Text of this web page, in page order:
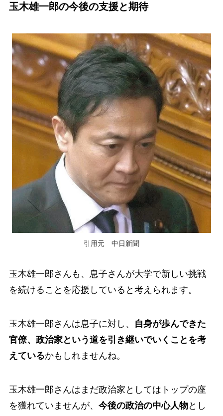
玉木雄一郎の今後の支援と期待
引用元 中日新聞
玉木雄一郎さんも、息子さんが大学で新しい挑戦
を続けることを応援していると考えられます。
玉木雄一郎さんは息子に対し、
自身が歩んできた
官僚、政治家という道を引き継いでいくことを考
えているかもしれませんね。
玉木雄一郎さんはまだ政治家としてはトップの座
を獲れていませんが、 今後の政治の中心人物とし